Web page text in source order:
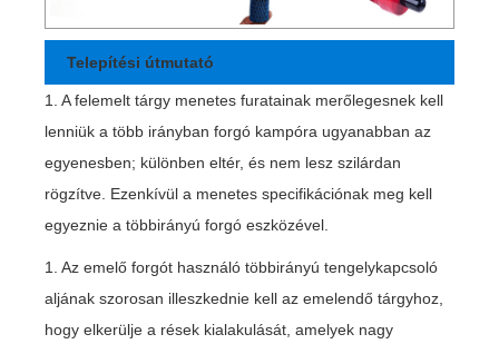
Telepítési útmutató
1. A felemelt tárgy menetes furatainak merőlegesnek kell
lenniük a több irányban forgó kampóra ugyanabban az
egyenesben; különben eltér, és nem lesz szilárdan
rögzítve. Ezenkívül a menetes specifikációnak meg kell
egyeznie a többirányú forgó eszközével.
1. Az emelő forgót használó többirányú tengelykapcsoló
aljának szorosan illeszkednie kell az emelendő tárgyhoz,
hogy elkerülje a rések kialakulását, amelyek nagy